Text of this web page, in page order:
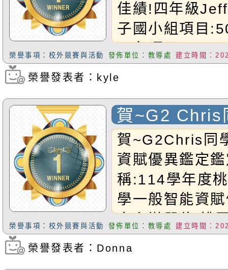
佳績!四年級
子國小組項目
一名項目
項目:50M自由
組項目:50M蛙
目:100M蛙式
目:50M自由式
級Bennett組別
組項目:200M
項目:50M自由
禧得獎同學！
榮譽事項：校外競賽與活動 發佈單位：教導處 建立時間：
瀏覽次數：1689
榮譽發表者：kyle
賀~G2
國小資賦優
賀~G2Chris同
資賦優異鑑定
稱:114學年度
學一般智能資
定主辦單位:桃
年度國民小學
榮譽事項：校外競賽與活動 發佈單位：教導處 建立時間：
瀏覽次數：887
榮譽發表者：Donna